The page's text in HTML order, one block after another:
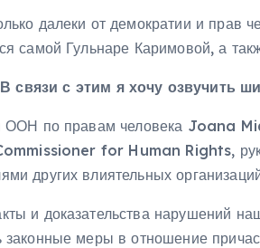
далеки от демократии и прав
самой Гульнаре Каримовой, а
В связи с этим я хочу озвучить
ООН по правам человека
for Human Rights,
других влиятельных
и доказательства нарушений
законные меры в отношение